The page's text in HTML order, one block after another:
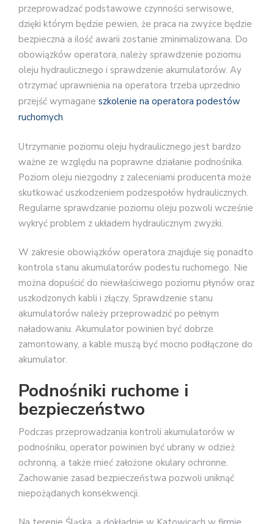
przeprowadzać podstawowe czynności serwisowe,
dzięki którym będzie pewien, że praca na zwyżce będzie
bezpieczna a ilość awarii zostanie zminimalizowana. Do
obowiązków operatora, należy sprawdzenie poziomu
oleju hydraulicznego i sprawdzenie akumulatorów. Ay
otrzymać uprawnienia na operatora trzeba uprzednio
przejść wymagane szkolenie na operatora podestów
ruchomych.
Utrzymanie poziomu oleju hydraulicznego jest bardzo
ważne ze względu na poprawne działanie podnośnika.
Poziom oleju niezgodny z zaleceniami producenta może
skutkować uszkodzeniem podzespołów hydraulicznych.
Regularne sprawdzanie poziomu oleju pozwoli wcześnie
wykryć problem z układem hydraulicznym zwyżki.
W zakresie obowiązków operatora znajduje się ponadto
kontrola stanu akumulatorów podestu ruchomego. Nie
można dopuścić do niewłaściwego poziomu płynów oraz
uszkodzonych kabli i złączy. Sprawdzenie stanu
akumulatorów należy przeprowadzić po pełnym
naładowaniu. Akumulator powinien być dobrze
zamontowany, a kable muszą być mocno podłączone do
akumulator.
Podnośniki ruchome i
bezpieczeństwo
Podczas przeprowadzania kontroli akumulatorów w
podnośniku, operator powinien być ubrany w odzież
ochronną, a także mieć założone okulary ochronne.
Zachowanie zasad bezpieczeństwa pozwoli uniknąć
niepożądanych konsekwencji.